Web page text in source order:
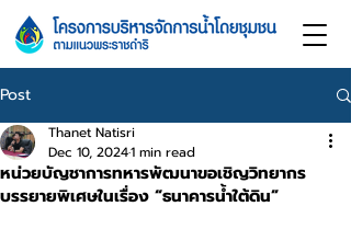
Post
หน่วยบัญชาการทหารพัฒนาขอเชิญวิทยากร
บรรยายพิเศษในเรื่อง “ธนาคารน้ำใต้ดิน”
Thanet Natisri
Dec 10, 20241 min read